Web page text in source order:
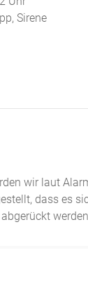
Sirene
wir laut
dass es